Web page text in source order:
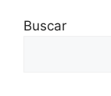
Buscar